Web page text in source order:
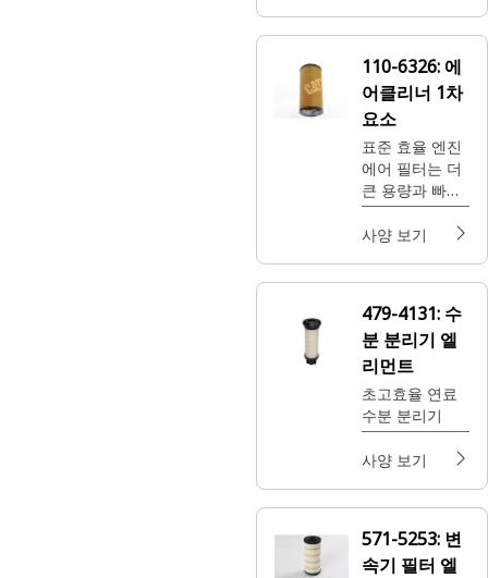
및 배터리와 같
는 중부하 작업
용 구성품을 살
펴보세요.
110-6326: 에
어클리너 1차
요소
표준 효율 엔진
에어 필터는 더
큰 용량과 빠른
서비스를 제공
하는 일반 부하
합합니다.
사양 보기
479-4131: 수
분 분리기 엘
리먼트
초고효율 연료
수분 분리기
사양 보기
571-5253: 변
속기 필터 엘